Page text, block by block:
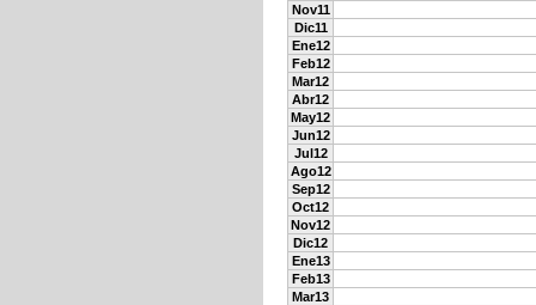
Nov11
Dic11
Ene12
Feb12
Mar12
Abr12
May12
Jun12
Jul12
Ago12
Sep12
Oct12
Nov12
Dic12
Ene13
Feb13
Mar13